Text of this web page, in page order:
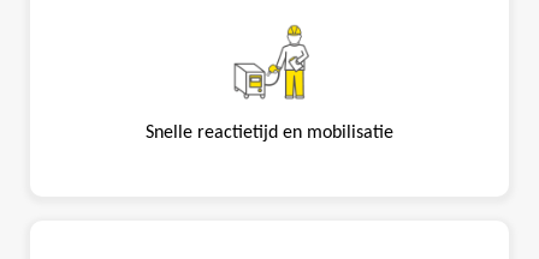
Snelle reactietijd en mobilisatie